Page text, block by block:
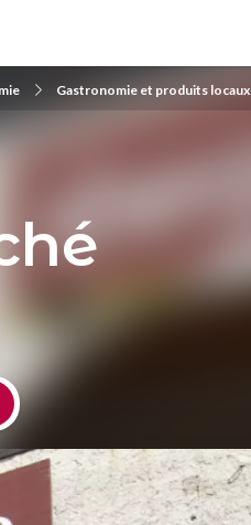
Gastronomie et produits locaux